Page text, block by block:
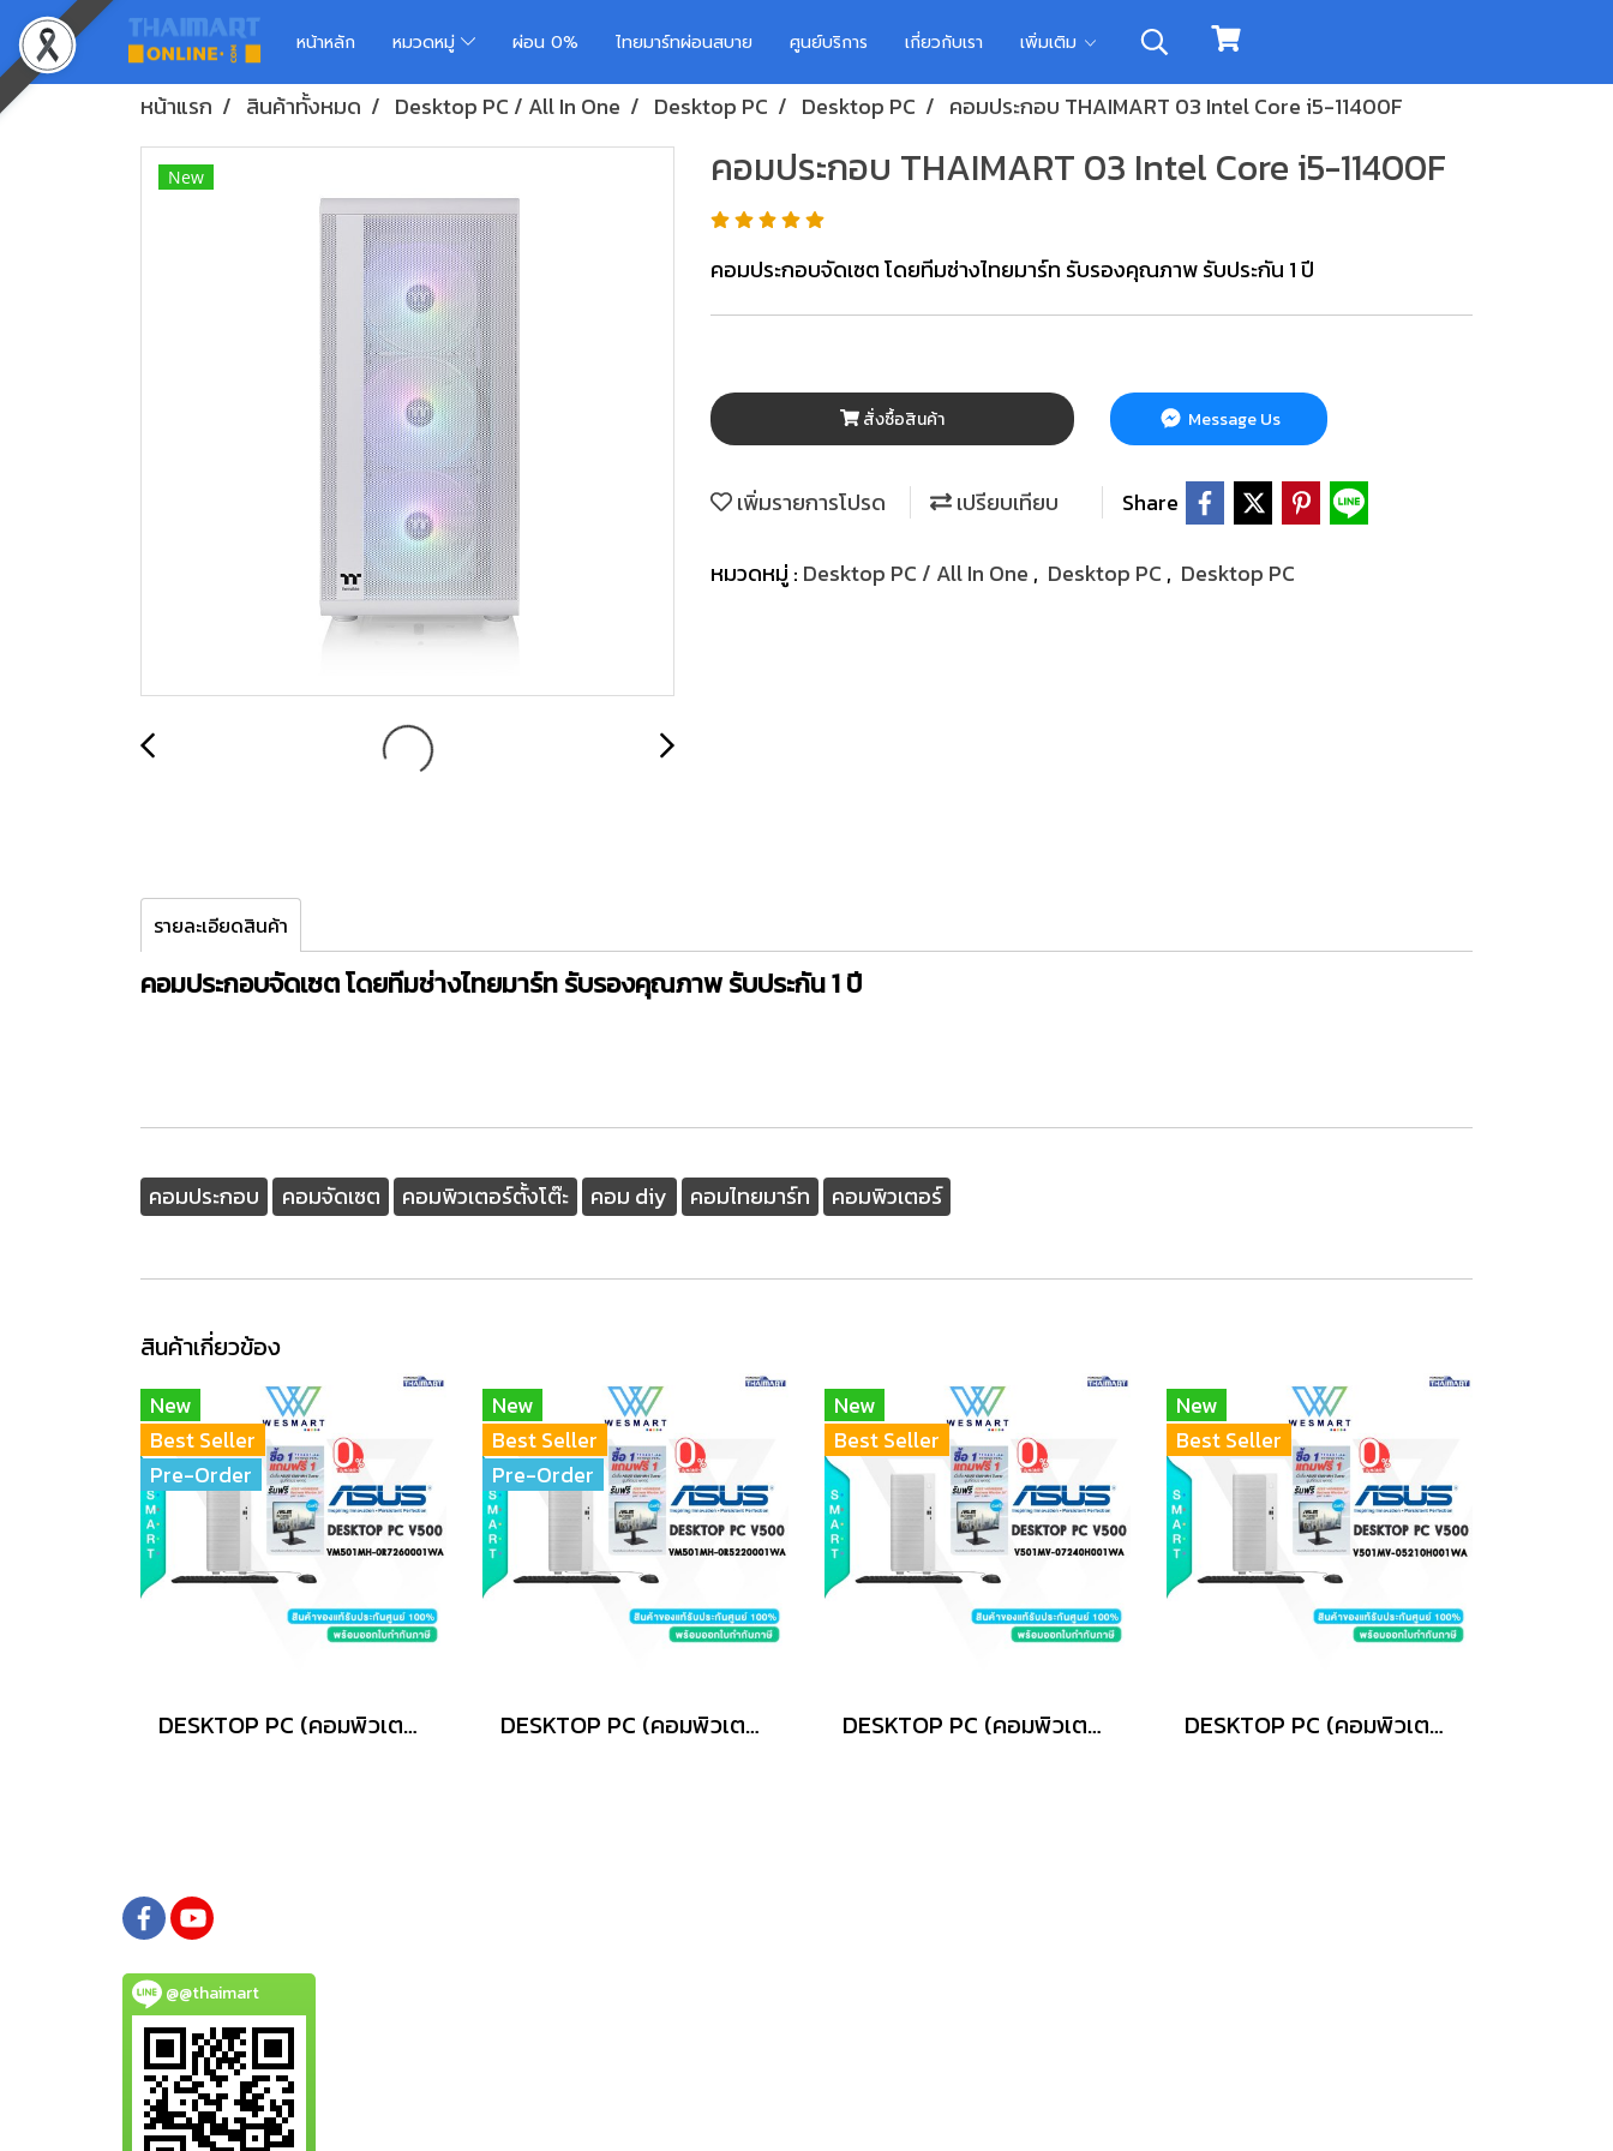
หน้าหลัก หมวดหมู่ ผ่อน 0% ไทยมาร์ทผ่อนสบาย ศูนย์บริการ เกี่ยวกับเรา เพิ่มเติม
หน้าแรก สินค้าทั้งหมด Desktop PC / All In One Desktop PC Desktop PC คอมประกอบ THAIMART 03 Intel Core i5-11400F
New คอมประกอบ THAIMART 03 Intel Core i5-11400F
คอมประกอบจัดเซต โดยทีมช่างไทยมาร์ท รับรองคุณภาพ รับประกัน 1 ปี
สั่งซื้อสินค้า Message Us
เพิ่มรายการโปรด เปรียบเทียบ Share
หมวดหมู่ : Desktop PC / All In One , Desktop PC , Desktop PC
รายละเอียดสินค้า
คอมประกอบจัดเซต โดยทีมช่างไทยมาร์ท รับรองคุณภาพ รับประกัน 1 ปี
คอมประกอบ คอมจัดเซต คอมพิวเตอร์ตั้งโต๊ะ คอม diy คอมไทยมาร์ท คอมพิวเตอร์
สินค้าเกี่ยวข้อง
New
Best Seller
Pre-Order
DESKTOP PC (คอมพิวเตอร์ตั้งโต๊ะ) ASUS V501MV MINI TOWER VM501MH-0R7260001WA - WHITE
New
Best Seller
Pre-Order
DESKTOP PC (คอมพิวเตอร์ตั้งโต๊ะ) ASUS V501MV MINI TOWER VM501MH-0R5220001WA - WHITE
New
Best Seller
DESKTOP PC (คอมพิวเตอร์ตั้งโต๊ะ) ASUS V501MV MINI TOWER V501MV-07240H001WA - WHITE
New
Best Seller
DESKTOP PC (คอมพิวเตอร์ตั้งโต๊ะ) ASUS V501MV MINI TOWER V501MV-05210H001WA - WHITE
@@thaimart